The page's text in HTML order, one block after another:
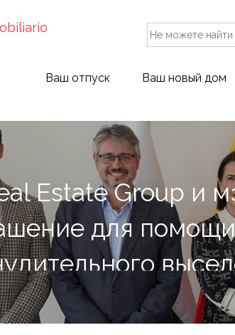
Ваш отпуск Ваш новый дом
Estate Group и
для